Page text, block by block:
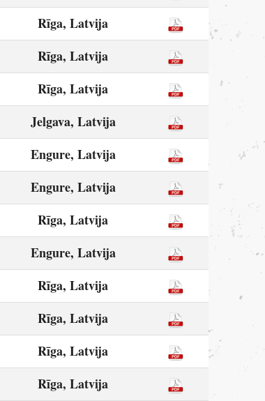
Rīga, Latvija
Rīga, Latvija
Rīga, Latvija
Jelgava, Latvija
Engure, Latvija
Engure, Latvija
Rīga, Latvija
Engure, Latvija
Rīga, Latvija
Rīga, Latvija
Rīga, Latvija
Rīga, Latvija